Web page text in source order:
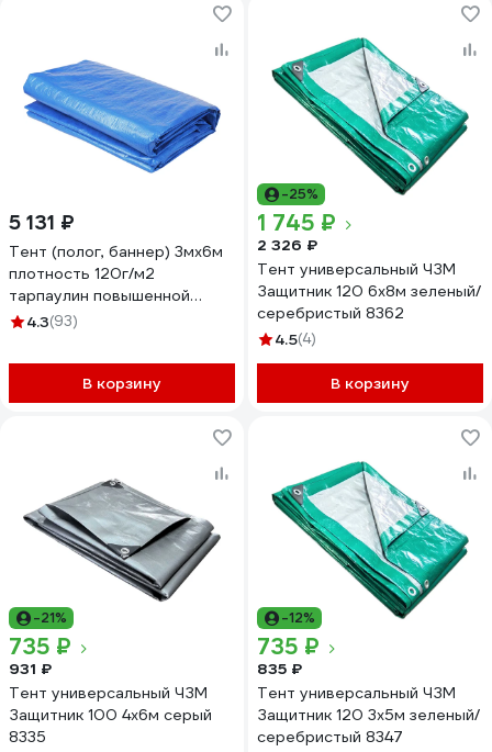
5 131 ₽
Тент (полог, баннер) 3мх6м
плотность 120г/м2
тарпаулин повышенной
плотности строительный,
УФ-стабилизация, синий
GAVIAL 2481
4.3(93)
В корзину
-25%
1 745 ₽
2 326 ₽
Тент универсальный ЧЗМ
Защитник 120 6х8м зеленый/
серебристый 8362
4.5(4)
В корзину
-21%
735 ₽
931 ₽
Тент универсальный ЧЗМ
Защитник 100 4х6м серый
8335
-12%
735 ₽
835 ₽
Тент универсальный ЧЗМ
Защитник 120 3х5м зеленый/
серебристый 8347